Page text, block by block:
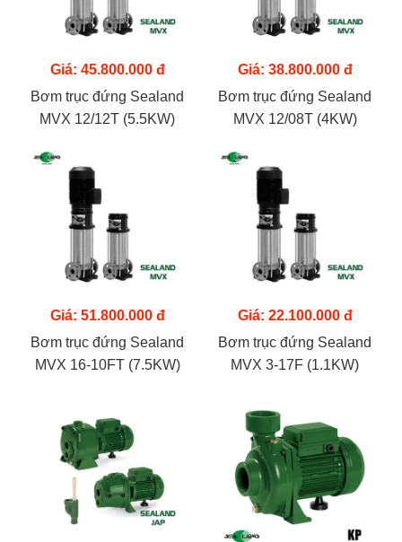
Giá: 45.800.000 đ
Bơm trục đứng Sealand
MVX 12/12T (5.5KW)
Giá: 38.800.000 đ
Bơm trục đứng Sealand
MVX 12/08T (4KW)
Giá: 51.800.000 đ
Bơm trục đứng Sealand
MVX 16-10FT (7.5KW)
Giá: 22.100.000 đ
Bơm trục đứng Sealand
MVX 3-17F (1.1KW)